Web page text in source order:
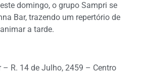
domingo, o grupo Sampri se
Bar, trazendo um repertório de
a tarde.
R. 14 de Julho, 2459 – Centro